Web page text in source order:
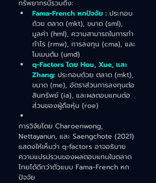
ทรัพยากรนี้รวมถึง:
Fama-French หกปัจจัย : ประกอบ
ด้วย ตลาด (mkt), ขนาด (sml),
มูลค่า (hml), ความสามารถในการทำ
กำไร (rmw), การลงทุน (cma), และ
โมเมนตัม (umd)​
q-Factors โดย Hou, Xue, และ
Zhang: ประกอบด้วย ตลาด (mkt),
ขนาด (me), อัตราส่วนการลงทุนต่อ
สินทรัพย์ (ia), และผลตอบแทนต่อ
ส่วนของผู้ถือหุ้น (roe)​
การวิจัยโดย Charoenwong,
Nettayanun, และ Saengchote (2021)
แสดงให้เห็นว่า q-factors อาจอธิบาย
ความแปรปรวนของผลตอบแทนในตลาด
ไทยได้ดีกว่าตัวแบบ Fama-French หก
ปัจจัย